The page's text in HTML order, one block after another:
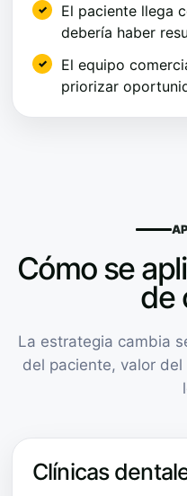
El paciente llega
debería haber
El equipo
priorizar
Cómo se
de
La estrategia cambia
del paciente, valor
Clínicas